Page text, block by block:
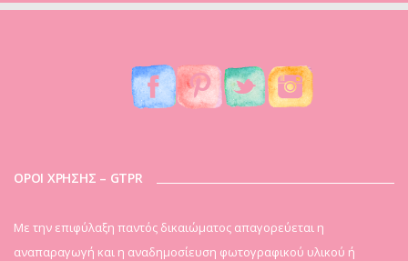
ΟΡΟΙ ΧΡΗΣΗΣ – GTPR
Mε την επιφύλαξη παντός δικαιώματος απαγορεύεται η
αναπαραγωγή και η αναδημοσίευση φωτογραφικού υλικού ή